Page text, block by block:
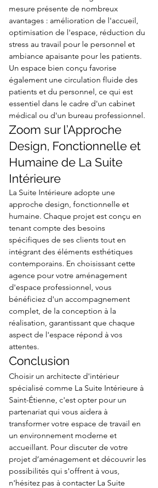
mesure présente de nombreux
avantages : amélioration de l'accueil,
optimisation de l'espace, réduction du
stress au travail pour le personnel et
ambiance apaisante pour les patients.
Un espace bien conçu favorise
également une circulation fluide des
patients et du personnel, ce qui est
essentiel dans le cadre d'un cabinet
médical ou d'un bureau professionnel.
Zoom sur l’Approche
Design, Fonctionnelle et
Humaine de La Suite
Intérieure
La Suite Intérieure adopte une
approche design, fonctionnelle et
humaine. Chaque projet est conçu en
tenant compte des besoins
spécifiques de ses clients tout en
intégrant des éléments esthétiques
contemporains. En choisissant cette
agence pour votre aménagement
d'espace professionnel, vous
bénéficiez d'un accompagnement
complet, de la conception à la
réalisation, garantissant que chaque
aspect de l'espace répond à vos
attentes.
Conclusion
Choisir un architecte d'intérieur
spécialisé comme La Suite Intérieure à
Saint-Étienne, c'est opter pour un
partenariat qui vous aidera à
transformer votre espace de travail en
un environnement moderne et
accueillant. Pour discuter de votre
projet d’aménagement et découvrir les
possibilités qui s'offrent à vous,
n'hésitez pas à contacter La Suite